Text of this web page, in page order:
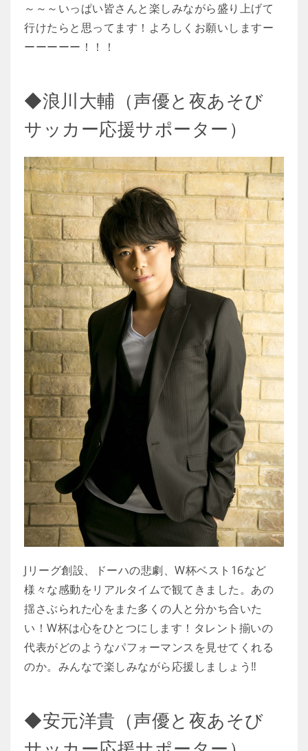
～～～いっぱい皆さんと楽しみながら盛り上げて
行けたらと思ってます！よろしくお願いしますー
ーーーーー！！！
◆浪川大輔（声優と夜あそび
サッカー応援サポーター）
Jリーグ創設、ドーハの悲劇、W杯ベスト16など
様々な感動をリアルタイムで観てきました。あの
揺さぶられた心をまた多くの人と分かち合いた
い！W杯は心をひとつにします！タレント揃いの
代表がどのようなパフォーマンスを見せてくれる
のか。みんなで楽しみながら応援しましょう‼️
◆安元洋貴（声優と夜あそび